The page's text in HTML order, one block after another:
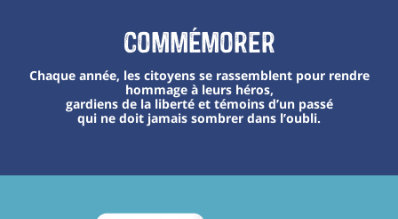
Commémorer
Chaque année, les citoyens se rassemblent pour rendre
hommage à leurs héros,
gardiens de la liberté et témoins d’un passé
qui ne doit jamais sombrer dans l’oubli.